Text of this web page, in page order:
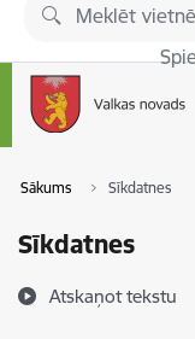
Pāriet uz lapas saturu
Sākums Sīkdatnes
Sīkdatnes
Atskaņot tekstu